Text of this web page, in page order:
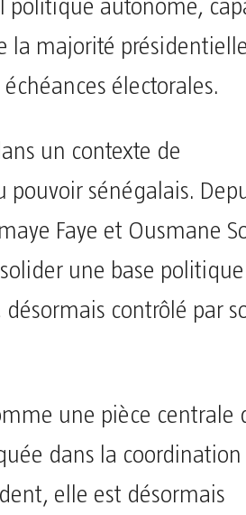
politique autonome,
la majorité
électorales.
un contexte de
sénégalais.
Faye et Ousmane
une base politique
contrôlé par
une pièce centrale
dans la coordination
elle est désormais